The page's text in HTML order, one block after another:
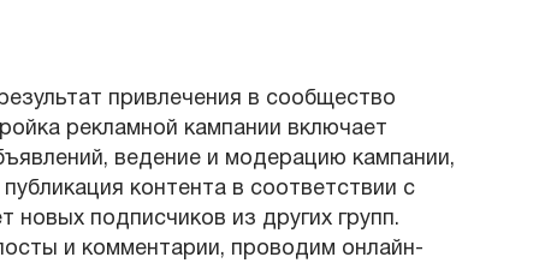
привлечения в сообщество
рекламной кампании включает
ведение и модерацию кампании,
контента в соответствии с
подписчиков из других групп.
и комментарии, проводим онлайн-